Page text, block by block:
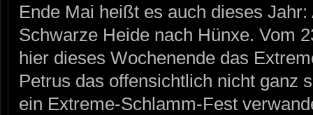
Ende Mai heißt es auch dieses
Schwarze Heide nach Hünxe. Vom
hier dieses Wochenende das
Petrus das offensichtlich nicht ganz
ein Extreme-Schlamm-Fest